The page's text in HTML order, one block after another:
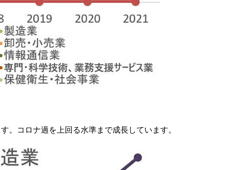
。コロナ過を上回る水準まで成長しています。